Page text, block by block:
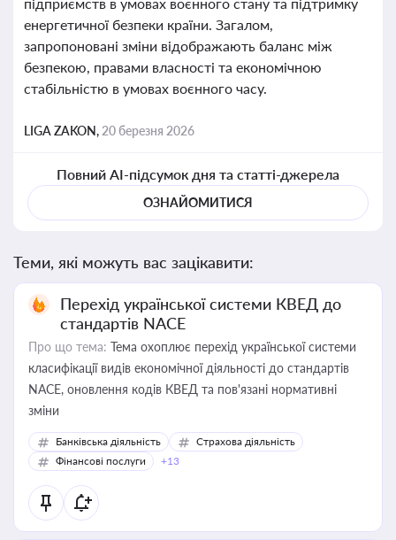
енергетичної безпеки країни. Загалом,
запропоновані зміни відображають баланс між
безпекою, правами власності та економічною
стабільністю в умовах воєнного часу.
LIGA ZAKON, 20 березня 2026
Повний AI-підсумок дня та статті-джерела
ОЗНАЙОМИТИСЯ
Теми, які можуть вас зацікавити:
Перехід української системи КВЕД до
стандартів NACE
Про що тема: Тема охоплює перехід української системи
класифікації видів економічної діяльності до стандартів
NACE, оновлення кодів КВЕД та пов'язані нормативні
зміни
Банківська діяльність
Страхова діяльність
Фінансові послуги
+13